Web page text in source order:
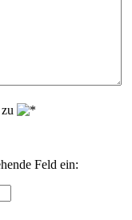
Feld ein: